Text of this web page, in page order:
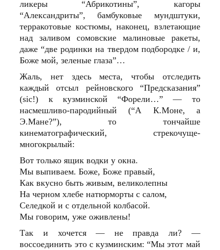
ликеры “Абрикотины”, кагоры
“Александриты”, бамбуковые мундштуки,
терракотовые костюмы, наконец, взлетающие
над заливом сомовские малиновые ракеты,
даже “две родинки на твердом подбородке / и,
Боже мой, зеленые глаза”…
Жаль, нет здесь места, чтобы отследить
каждый отсыл рейновского “Предсказания”
(sic!) к кузминской “Форели…” — то
насмешливо-пародийный (“А К.Моне, а
Э.Мане?”), то тончайше
кинематографический, стрекочуще-
многокрылый:
Вот только ящик водки у окна.
Мы выпиваем. Боже, Боже правый,
Как вкусно быть живым, великолепны
На черном хлебе натюрморты с салом,
Селедкой и с отдельной колбасой.
Мы говорим, уже оживлены!
Так и хочется — не правда ли? —
воссоединить это с кузминским: “Мы этот май